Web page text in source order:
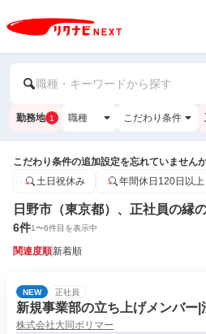
職種・キーワードから探す
勤務地 1 職種 こだわり条件
こだわり条件の追加設定を忘れていません
土日祝休み
年間休日120日以上
日野市（東京都）、正社員の縁
6件1〜6件目を表示中
関連度順新着順
NEW 正社員
新規事業部の立ち上げメンバー|
株式会社大同ポリマー